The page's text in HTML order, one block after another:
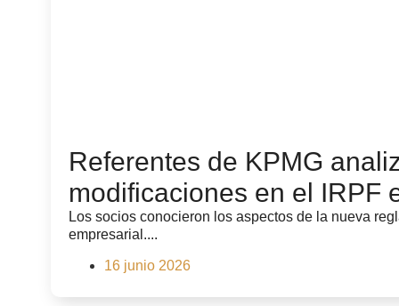
Referentes de KPMG
modificaciones en el IRPF
Los socios conocieron los aspectos de la nueva
empresarial....
16 junio 2026